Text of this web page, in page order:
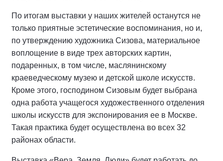
По итогам выставки у наших жителей останутся не
только приятные эстетические воспоминания, но и,
по утверждению художника Сизова, материальное
воплощение в виде трех авторских картин,
подаренных, в том числе, маслянинскому
краеведческому музею и детской школе искусств.
Кроме этого, господином Сизовым будет выбрана
одна работа учащегося художественного отделения
школы искусств для экспонирования ее в Москве.
Такая практика будет осуществлена во всех 32
районах области.